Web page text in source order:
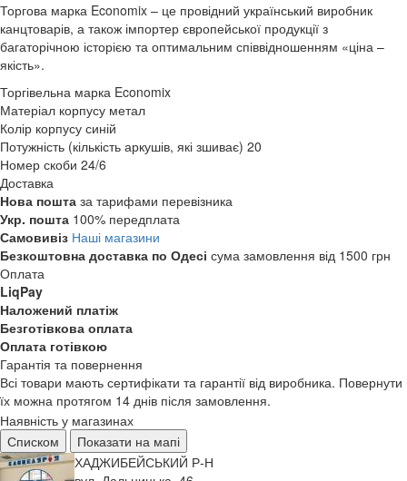
Торгова марка Economix – це провідний український виробник
канцтоварів, а також імпортер європейської продукції з
багаторічною історією та оптимальним співвідношенням «ціна –
якість».
Торгівельна марка Economix
Матеріал корпусу метал
Колір корпусу синій
Потужність (кількість аркушів, які зшиває) 20
Номер скоби 24/6
Доставка
Нова пошта за тарифами перевізника
Укр. пошта 100% передплата
Самовивіз Наші магазини
Безкоштовна доставка по Одесі сума замовлення від 1500 грн
Оплата
LiqPay
Наложений платіж
Безготівкова оплата
Оплата готівкою
Гарантія та повернення
Всі товари мають сертифікати та гарантії від виробника. Повернути
їх можна протягом 14 днів після замовлення.
Наявність у магазинах
Списком
Показати на мапі
ХАДЖИБЕЙСЬКИЙ Р-Н